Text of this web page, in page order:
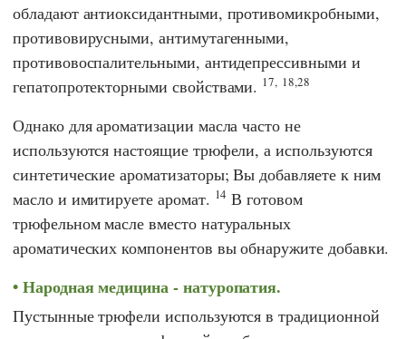
обладают антиоксидантными, противомикробными,
противовирусными, антимутагенными,
противовоспалительными, антидепрессивными и
гепатопротекторными свойствами. 17, 18,28
Однако для ароматизации масла часто не
используются настоящие трюфели, а используются
синтетические ароматизаторы; Вы добавляете к ним
масло и имитируете аромат. 14 В готовом
трюфельном масле вместо натуральных
ароматических компонентов вы обнаружите добавки.
Народная медицина - натуропатия.
Пустынные трюфели используются в традиционной